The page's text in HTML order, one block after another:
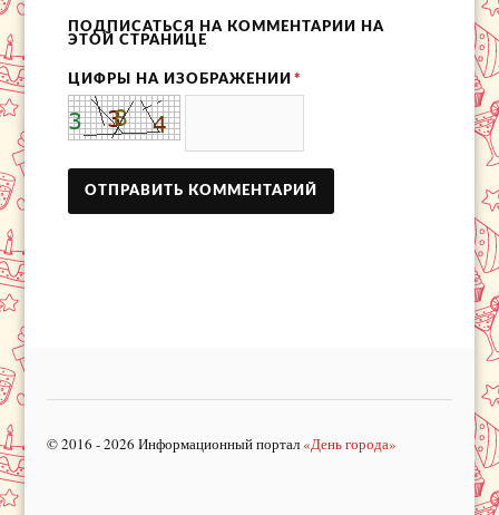
ПОДПИСАТЬСЯ НА КОММЕНТАРИИ НА
ЭТОЙ СТРАНИЦЕ
ЦИФРЫ НА ИЗОБРАЖЕНИИ *
© 2016 - 2026 Информационный портал «День города»